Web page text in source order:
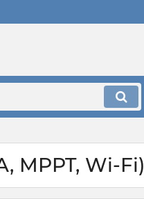
MPPT, Wi-Fi)